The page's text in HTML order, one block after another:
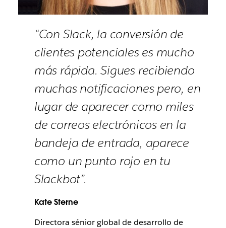
“Con Slack, la conversión de
clientes potenciales es mucho
más rápida. Sigues recibiendo
muchas notificaciones pero, en
lugar de aparecer como miles
de correos electrónicos en la
bandeja de entrada, aparece
como un punto rojo en tu
Slackbot”.
Kate Sterne
Directora sénior global de desarrollo de